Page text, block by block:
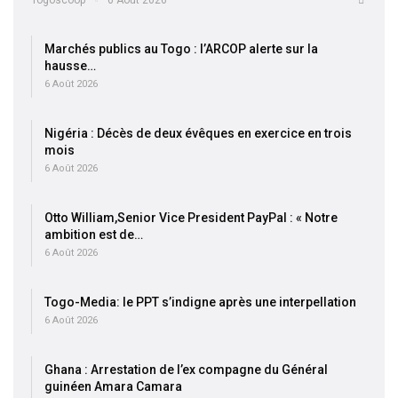
Marchés publics au Togo : l’ARCOP alerte sur la
hausse…
6 Août 2026
Nigéria : Décès de deux évêques en exercice en trois
mois
6 Août 2026
Otto William,Senior Vice President PayPal : « Notre
ambition est de…
6 Août 2026
Togo-Media: le PPT s’indigne après une interpellation
6 Août 2026
Ghana : Arrestation de l’ex compagne du Général
guinéen Amara Camara